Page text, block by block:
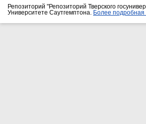
Репозиторий "Репозиторий Тверского
Университете Саутгемптона. Более подробная